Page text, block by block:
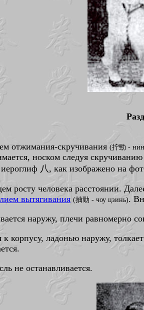
отжимания-скручивания (拧勁 -
носком следуя
八, как изображено на
росту человека расстоянии.
вытягивания (抽勁 - чоу цзинь).
наружу, плечи равномерно
корпусу, ладонью наружу,
не останавливается.